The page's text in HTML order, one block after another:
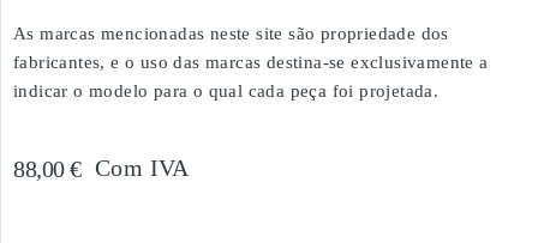
As marcas mencionadas neste site são propriedade dos
fabricantes, e o uso das marcas destina-se exclusivamente a
indicar o modelo para o qual cada peça foi projetada.
88,00 € Com IVA